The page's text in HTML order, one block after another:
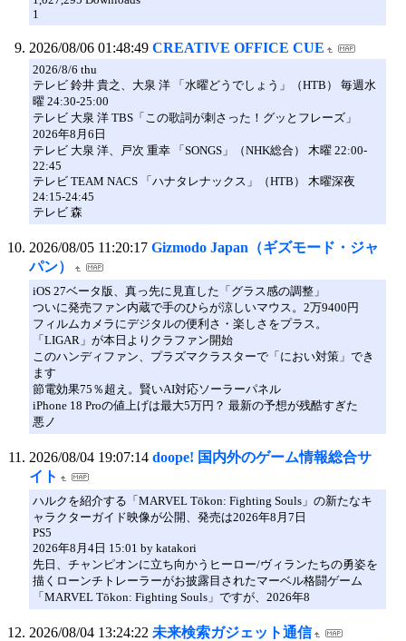
1
2026/08/06 01:48:49 CREATIVE OFFICE CUE
2026/8/6 thu
テレビ 鈴井 貴之、大泉 洋 「水曜どうでしょう」（HTB） 毎週水
曜 24:30-25:00
テレビ 大泉 洋 TBS「この歌詞が刺さった！グッとフレーズ」
2026年8月6日
テレビ 大泉 洋、戸次 重幸 「SONGS」（NHK総合） 木曜 22:00-
22:45
テレビ TEAM NACS 「ハナタレナックス」（HTB） 木曜深夜
24:15-24:45
テレビ 森
2026/08/05 11:20:17 Gizmodo Japan（ギズモード・ジャ
パン）
iOS 27ベータ版、真っ先に見直した「グラス感の調整」
ついに発売ファン内蔵で手のひらが涼しいマウス。2万9400円
フィルムカメラにデジタルの便利さ・楽しさをプラス。
「LIGAR」が本日よりクラファン開始
このハンディファン、プラズマクラスターで「におい対策」でき
ます
節電効果75％超え。賢いAI対応ソーラーパネル
iPhone 18 Proの値上げは最大5万円？ 最新の予想が残酷すぎた
悪ノ
2026/08/04 19:07:14 doope! 国内外のゲーム情報総合サ
イト
ハルクを紹介する「MARVEL Tōkon: Fighting Souls」の新たなキ
ャラクターガイド映像が公開、発売は2026年8月7日
PS5
2026年8月4日 15:01 by katakori
先日、チャンピオンに立ち向かうヒーロー/ヴィランたちの勇姿を
描くローンチトレーラーがお披露目されたマーベル格闘ゲーム
「MARVEL Tōkon: Fighting Souls」ですが、2026年8
2026/08/04 13:24:22 未来検索ガジェット通信